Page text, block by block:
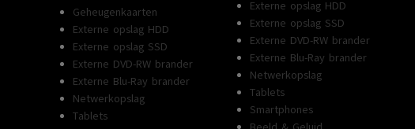
Geheugenkaarten
Externe opslag HDD
Externe opslag SSD
Externe DVD-RW brander
Externe Blu-Ray brander
Netwerkopslag
Tablets
Externe opslag HDD
Externe opslag SSD
Externe DVD-RW brander
Externe Blu-Ray brander
Netwerkopslag
Tablets
Smartphones